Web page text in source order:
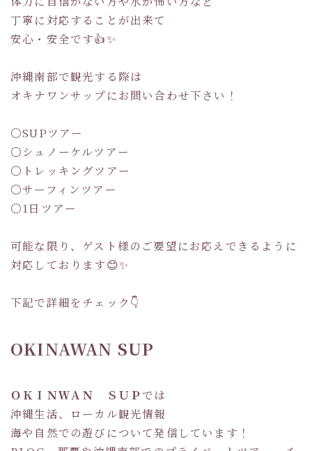
丁寧に対応することが出来て
安心・安全です👍✨
沖縄南部で観光する際は
オキナワンサップにお問い合わせ下さい！
〇SUPツアー
〇シュノーケルツアー
〇トレッキングツアー
〇サーフィンツアー
〇1日ツアー
可能な限り、ゲスト様のご要望にお応えできるように
対応しております😊✨
下記で詳細をチェック👇
OKINAWAN SUP
ＯＫＩＮＷＡＮ ＳＵＰ では
沖縄生活、ローカル観光情報
海や自然での遊びについて発信しています！